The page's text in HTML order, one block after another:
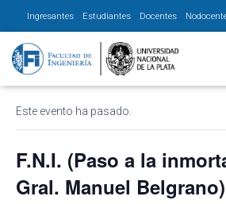
Ingresantes Estudiantes Docentes
« Todos los Eventos
Este evento ha pasado.
F.N.I. (Paso a la
Gral. Manuel Belgrano)